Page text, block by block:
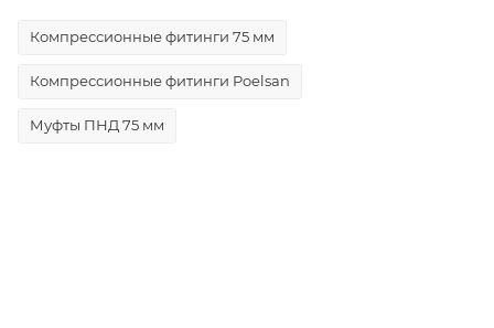
Компрессионные фитинги 75 мм
Компрессионные фитинги Poelsan
Муфты ПНД 75 мм